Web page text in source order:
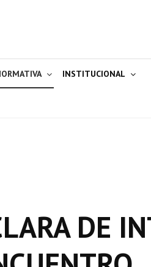
INSTITUCIONAL
DE